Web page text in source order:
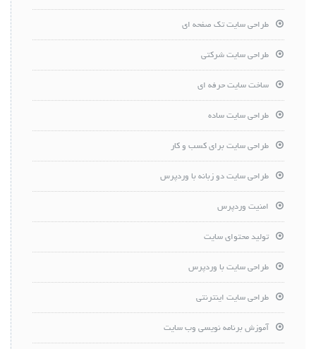
طراحی سایت تک صفحه ای
طراحی سایت شرکتی
ساخت سایت حرفه ای
طراحی سایت ساده
طراحی سایت برای کسب و کار
طراحی سایت دو زبانه با وردپرس
امنیت وردپرس
تولید محتوای سایت
طراحی سایت با وردپرس
طراحی سایت اینترنتی
آموزش برنامه نویسی وب سایت